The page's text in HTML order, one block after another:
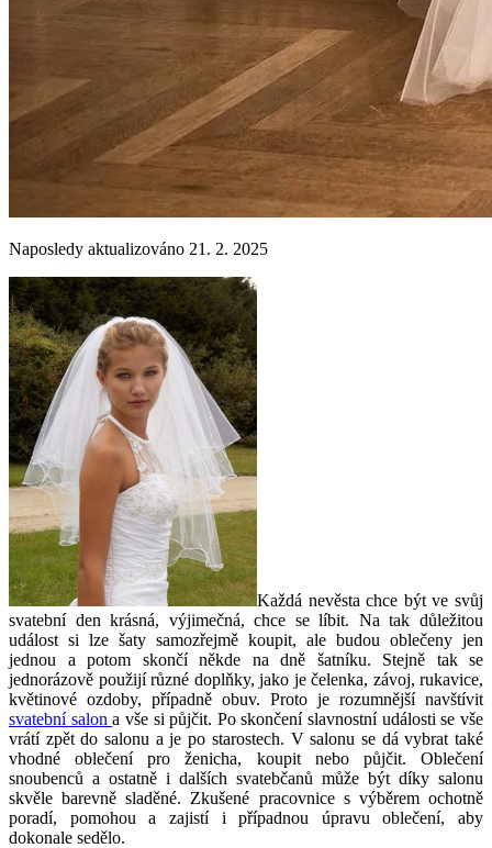
Naposledy aktualizováno 21. 2. 2025
Každá nevěsta chce být ve svůj
svatební den krásná, výjimečná, chce se líbit. Na tak důležitou
událost si lze šaty samozřejmě koupit, ale budou oblečeny jen
jednou a potom skončí někde na dně šatníku. Stejně tak se
jednorázově použijí různé doplňky, jako je čelenka, závoj, rukavice,
květinové ozdoby, případně obuv. Proto je rozumnější navštívit
svatební salona vše si půjčit. Po skončení slavnostní události se vše
vrátí zpět do salonu a je po starostech. V salonu se dá vybrat také
vhodné oblečení pro ženicha, koupit nebo půjčit. Oblečení
snoubenců a ostatně i dalších svatebčanů může být díky salonu
skvěle barevně sladěné. Zkušené pracovnice s výběrem ochotně
poradí, pomohou a zajistí i případnou úpravu oblečení, aby
dokonale sedělo.